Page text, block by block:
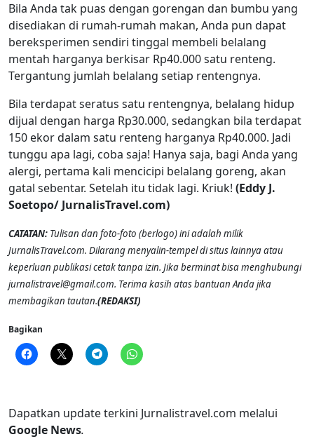
Bila Anda tak puas dengan gorengan dan bumbu yang
disediakan di rumah-rumah makan, Anda pun dapat
bereksperimen sendiri tinggal membeli belalang
mentah harganya berkisar Rp40.000 satu renteng.
Tergantung jumlah belalang setiap rentengnya.
Bila terdapat seratus satu rentengnya, belalang hidup
dijual dengan harga Rp30.000, sedangkan bila terdapat
150 ekor dalam satu renteng harganya Rp40.000. Jadi
tunggu apa lagi, coba saja! Hanya saja, bagi Anda yang
alergi, pertama kali mencicipi belalang goreng, akan
gatal sebentar. Setelah itu tidak lagi. Kriuk! (Eddy J.
Soetopo/ JurnalisTravel.com)
CATATAN: Tulisan dan foto-foto (berlogo) ini adalah milik
JurnalisTravel.com. Dilarang menyalin-tempel di situs lainnya atau
keperluan publikasi cetak tanpa izin. Jika berminat bisa menghubungi
jurnalistravel@gmail.com. Terima kasih atas bantuan Anda jika
membagikan tautan.(REDAKSI)
Bagikan
Dapatkan update terkini Jurnalistravel.com melalui
Google News.